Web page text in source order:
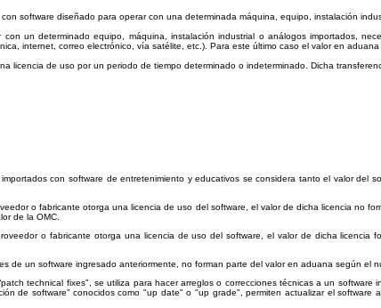
software diseñado para operar con una determinada máquina, equipo, instalación
un determinado equipo, máquina, instalación industrial o análogos importados,
internet, correo electrónico, vía satélite, etc.). Para este último caso el valor en
de uso por un periodo de tiempo determinado o indeterminado. Dicha
con software de entretenimiento y educativos se considera tanto el valor del
o fabricante otorga una licencia de uso del software, el valor de dicha licencia no
de la OMC.
o fabricante otorga una licencia de uso del software, el valor de dicha
un software ingresado anteriormente, no forman parte del valor en aduana según el
technical fixes", se utiliza para hacer arreglos o correcciones técnicas a un
de software” conocidos como "up date" o "up grade", permiten actualizar el